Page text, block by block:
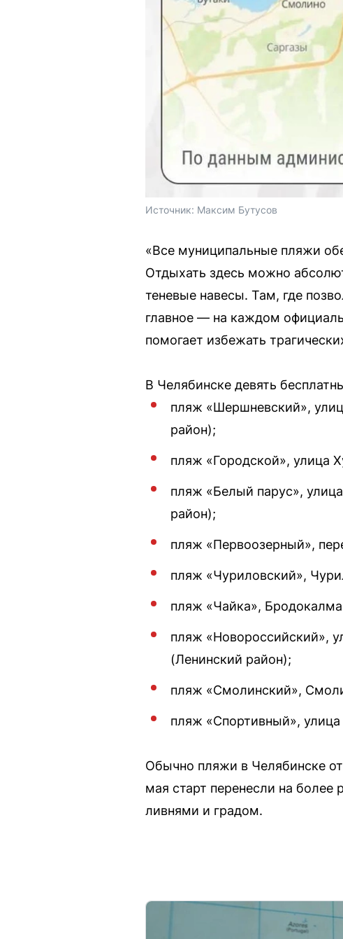
Источник: Максим Бутусов
«Все муниципальные пляжи
Отдыхать здесь можно
теневые навесы. Там, где
главное — на каждом
помогает избежать
В Челябинске девять
пляж «Шершневский»,
район);
пляж «Городской», улица
пляж «Белый парус»,
район);
пляж «Первоозерный»,
пляж «Чуриловский»,
пляж «Чайка»,
пляж «Новороссийский»,
(Ленинский район);
пляж «Смолинский»,
пляж «Спортивный»,
Обычно пляжи в Челябинске
мая старт перенесли на
ливнями и градом.